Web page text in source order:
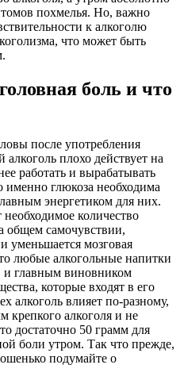
похмелья. Но, важно
к алкоголю
что может быть
боль и что
после употребления
плохо действует на
работать и вырабатывать
именно глюкоза необходима
энергетиком для них.
количество
общем самочувствии,
уменьшается мозговая
любые алкогольные напитки
и главным виновником
которые входят в его
алкоголь влияет по-разному,
крепкого алкоголя и не
достаточно 50 грамм для
боли утром. Так что прежде,
подумайте о